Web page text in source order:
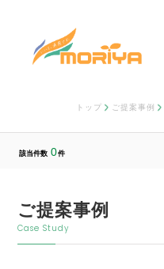
トップ ご提案事例
該当件数 0件
ご提案事例
Case Study